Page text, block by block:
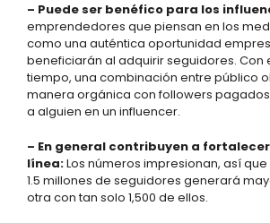
– Puede ser benéfico para los
emprendedores que piensan en los
como una auténtica oportunidad
beneficiarán al adquirir seguidores. Con
tiempo, una combinación entre público
manera orgánica con followers
a alguien en un influencer.
– En general contribuyen a
línea:Los números impresionan, así
1.5 millones de seguidores generará
otra con tan solo 1,500 de ellos.